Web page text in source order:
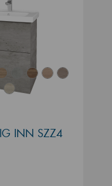
INN SZZ4